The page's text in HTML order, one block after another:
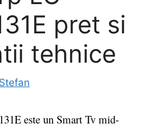
pret si
tehnice
Stefan
este un Smart Tv mid-